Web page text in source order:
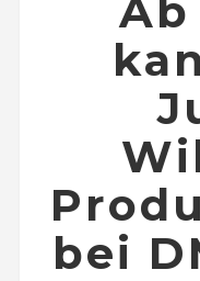
bei